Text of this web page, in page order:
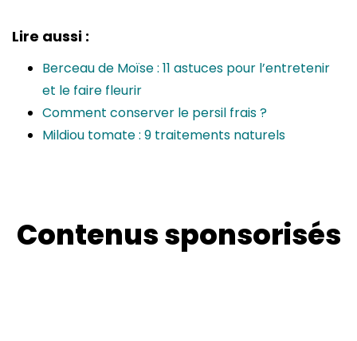
Lire aussi :
Berceau de Moïse : 11 astuces pour l’entretenir
et le faire fleurir
Comment conserver le persil frais ?
Mildiou tomate : 9 traitements naturels
Contenus sponsorisés